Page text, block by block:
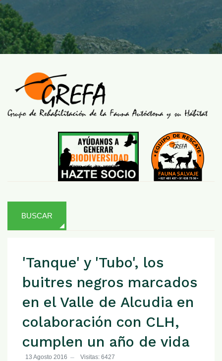
BUSCAR
'Tanque' y 'Tubo', los
buitres negros marcados
en el Valle de Alcudia en
colaboración con CLH,
cumplen un año de vida
13 Agosto 2016 Visitas: 6427